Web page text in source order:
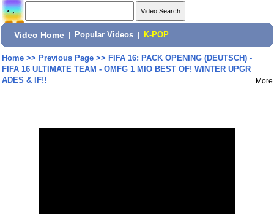
Video Home Popular Videos K-POP
Home>> Previous Page>> FIFA 16: PACK OPENING (DEUTSCH) -
FIFA 16 ULTIMATE TEAM - OMFG 1 MIO BEST OF! WINTER UPGR
ADES & IF!!
More